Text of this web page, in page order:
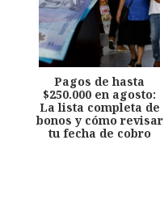
Pagos de hasta
$250.000 en agosto:
La lista completa de
bonos y cómo revisar
tu fecha de cobro